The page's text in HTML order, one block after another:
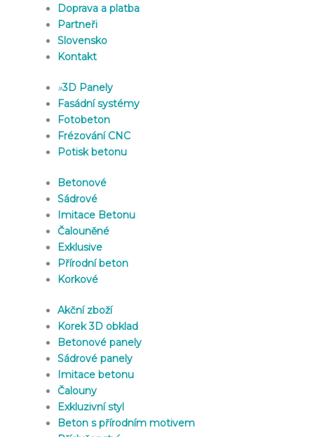
Doprava a platba
Partneři
Slovensko
Kontakt
»3D Panely
Fasádní systémy
Fotobeton
Frézování CNC
Potisk betonu
Betonové
Sádrové
Imitace Betonu
Čalouněné
Exklusive
Přírodní beton
Korkové
Akční zboží
Korek 3D obklad
Betonové panely
Sádrové panely
Imitace betonu
Čalouny
Exkluzivní styl
Beton s přírodním motivem